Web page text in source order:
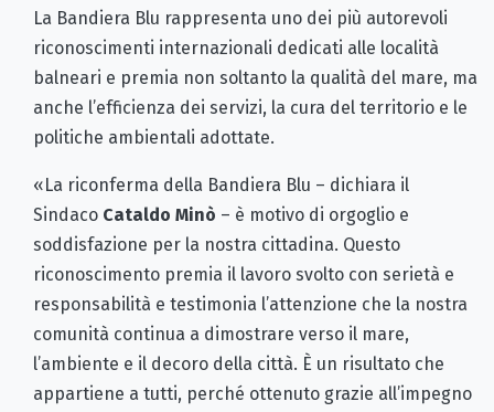
La Bandiera Blu rappresenta uno dei più autorevoli
riconoscimenti internazionali dedicati alle località
balneari e premia non soltanto la qualità del mare, ma
anche l’efficienza dei servizi, la cura del territorio e le
politiche ambientali adottate.
«La riconferma della Bandiera Blu – dichiara il
Sindaco Cataldo Minò – è motivo di orgoglio e
soddisfazione per la nostra cittadina. Questo
riconoscimento premia il lavoro svolto con serietà e
responsabilità e testimonia l’attenzione che la nostra
comunità continua a dimostrare verso il mare,
l’ambiente e il decoro della città. È un risultato che
appartiene a tutti, perché ottenuto grazie all’impegno